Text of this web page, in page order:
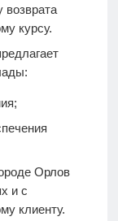
возврата
курсу.
Орлов
и с
клиенту.